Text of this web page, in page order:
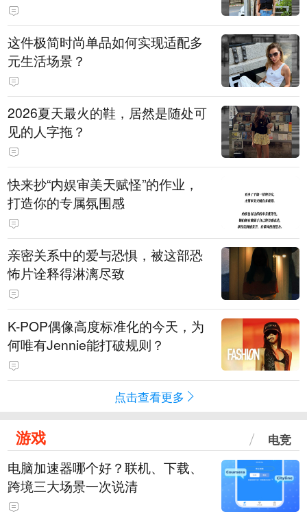
这件极简时尚单品如何实现适配多
元生活场景？
2026夏天最火的鞋，居然是随处可
见的人字拖？
快来抄“内娱审美天赋怪”的作业，
打造你的专属氛围感
亲密关系中的爱与恐惧，被这部恐
怖片诠释得淋漓尽致
K-POP偶像高度标准化的今天，为
何唯有Jennie能打破规则？
点击查看更多
游戏 电竞
电脑加速器哪个好？联机、下载、
跨境三大场景一次说清